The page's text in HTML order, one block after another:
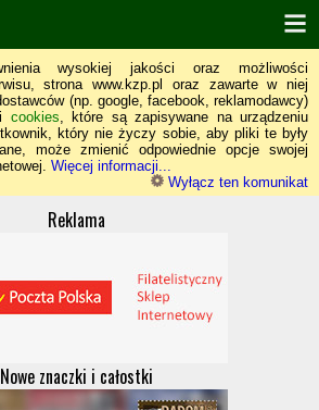
wysokiej jakości oraz możliwości
strona www.kzp.pl oraz zawarte w niej
(np. google, facebook, reklamodawcy)
cookies, które są zapisywane na urządzeniu
który nie życzy sobie, aby pliki te były
może zmienić odpowiednie opcje swojej
Więcej informacji...
Wyłącz ten komunikat
Reklama
Nowe znaczki i całostki